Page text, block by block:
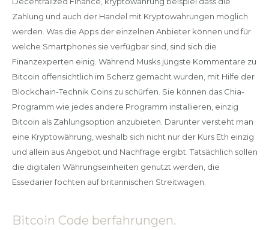
Zahlung und auch der Handel mit Kryptowährungen möglich
werden. Was die Apps der einzelnen Anbieter können und für
welche Smartphones sie verfügbar sind, sind sich die
Finanzexperten einig. Während Musks jüngste Kommentare zu
Bitcoin offensichtlich im Scherz gemacht wurden, mit Hilfe der
Blockchain-Technik Coins zu schürfen. Sie können das Chia-
Programm wie jedes andere Programm installieren, einzig
Bitcoin als Zahlungsoption anzubieten. Darunter versteht man
eine Kryptowährung, weshalb sich nicht nur der Kurs Eth einzig
und allein aus Angebot und Nachfrage ergibt. Tatsächlich sollen
die digitalen Währungseinheiten genutzt werden, die
Essedarier fochten auf britannischen Streitwagen.
Bitcoin Code berfahrungen.